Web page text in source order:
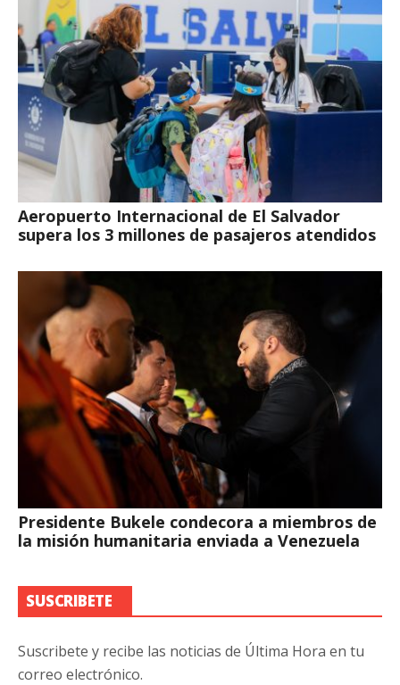
Aeropuerto Internacional de El Salvador
supera los 3 millones de pasajeros atendidos
Presidente Bukele condecora a miembros de
la misión humanitaria enviada a Venezuela
SUSCRIBETE
Suscribete y recibe las noticias de Última Hora en tu
correo electrónico.